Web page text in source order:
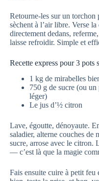
Retourne-les sur un torchon
sèchent à l’air libre. Verse
directement dedans,
laisse refroidir. Simple et
Recette express pour 3 pots
1 kg de mirabelles
750 g de sucre (ou
léger)
Le jus d’½ citron
Lave, égoutte, dénoyaute.
saladier, alterne couches de
sucre, arrose avec le citron.
— c’est là que la magie
Fais ensuite cuire à petit